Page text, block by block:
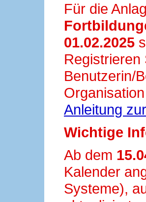
Für die
01.02.2025
Benutzerin/
Anleitung
Wichtige
Ab dem
Kalender
Systeme),